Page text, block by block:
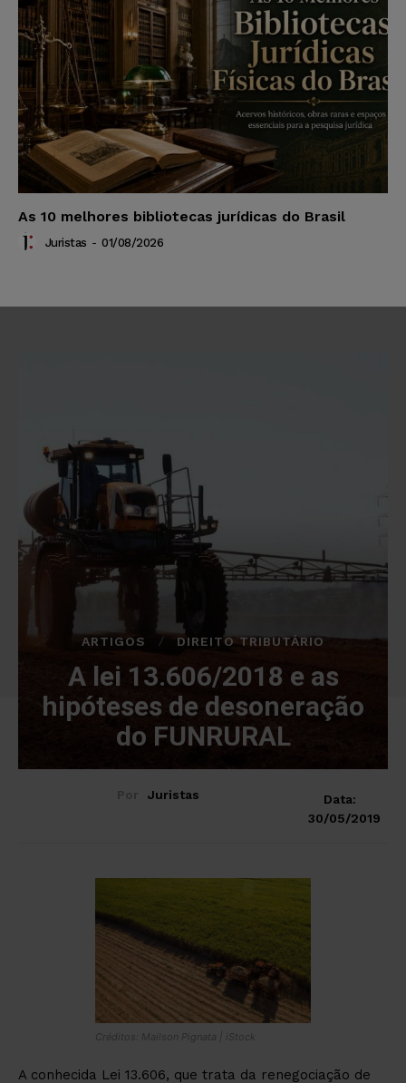
As 10 melhores bibliotecas jurídicas do Brasil
Juristas - 01/08/2026